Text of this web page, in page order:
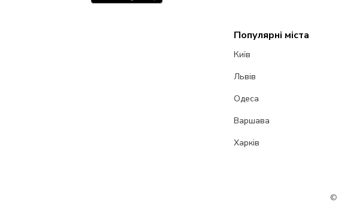
Популярні міста
Київ
Львів
Одеса
Варшава
Харків
©